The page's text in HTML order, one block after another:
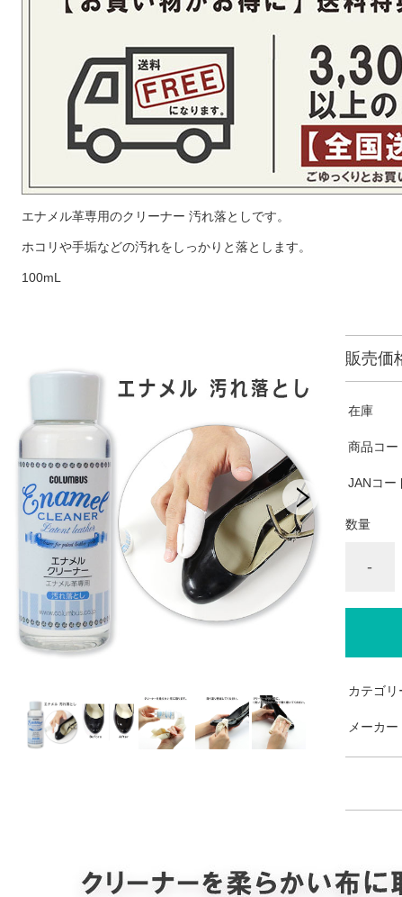
エナメル革専用のクリーナー 汚れ落としです。
ホコリや手垢などの汚れをしっかりと落とします。
100mL
販売価
在庫
商品コー
JANコー
数量
-
カテゴリ
メーカー